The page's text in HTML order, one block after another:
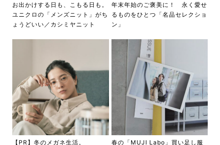
お出かけする日も、こもる日も。
ユニクロの「メンズニット」がち
ょうどいい／カシミヤニット
年末年始のご褒美に！ 永く愛せ
るものをひとつ「名品セレクショ
ン」
【PR】冬のメガネ生活。 春の「MUJI Labo」買い足し服